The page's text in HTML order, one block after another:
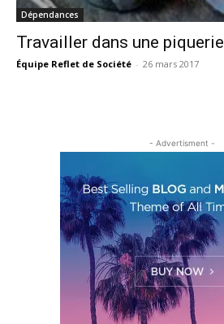
Dépendances
Travailler dans une piquerie
Équipe Reflet de Société - 26 mars 2017
- Advertisment -